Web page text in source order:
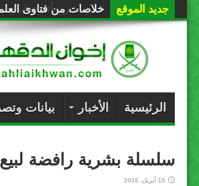
جديد الموقع خلاصات من فتاوى
الرئيسية الأخبار بيانات
سلسلة بشرية رافضة
15 أبريل، 2016